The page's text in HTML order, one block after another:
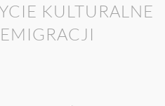
KULTURALNE